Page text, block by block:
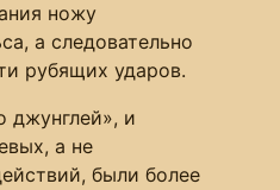
ножу
а следовательно
рубящих ударов.
джунглей», и
а не
были более